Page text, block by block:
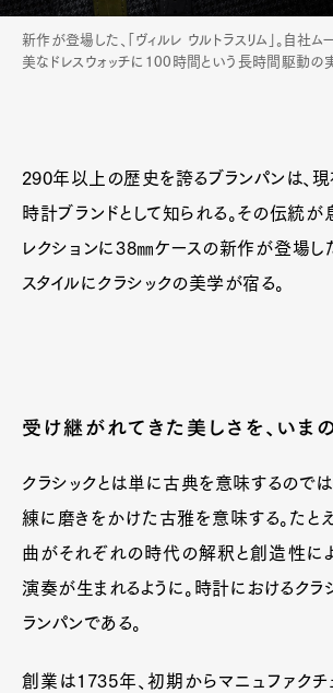
新作が登場した、「ヴィルレ ウルトラスリム」。自社ム
美なドレスウォッチに100時間という長時間駆動の
290年以上の歴史を誇るブランパンは、
時計ブランドとして知られる。その伝統が
レクションに38㎜ケースの新作が登場し
スタイルにクラシックの美学が宿る。
受け継がれてきた美しさを、いま
クラシックとは単に古典を意味するのでは
練に磨きをかけた古雅を意味する。たと
曲がそれぞれの時代の解釈と創造性に
演奏が生まれるように。時計におけるクラ
ランパンである。
創業は1735年、初期からマニュファク